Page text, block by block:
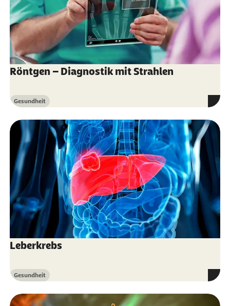
Krebsinformationsdienst des Deutschen
Krebsforschungszentrums in der Helmholtz-
Gemeinschaft (Abruf vom 24.09.2020):
Ultraviolette Strahlung: Sonne und Solarien
Epidemiologie von Krebserkrankungen
Weltgesundheitsorganisation (Abruf vom
23.09.2020): Europäischer Kodex zur
Krebsbekämpfung
Röntgen – Diagnostik mit Strahlen
Kategorie
Gesundheit
Leberkrebs
Kategorie
Gesundheit